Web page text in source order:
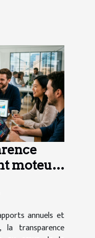
moteur
annuels et
la transparence